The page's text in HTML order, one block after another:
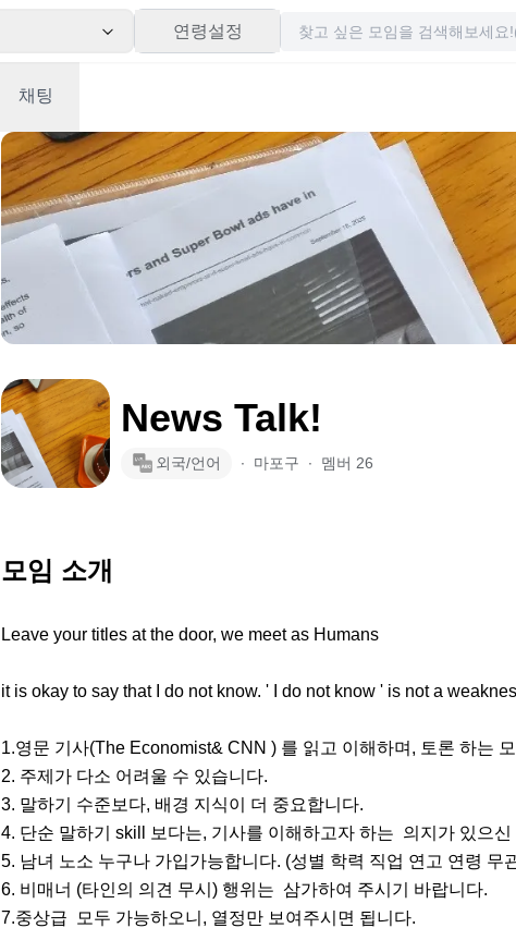
연령설정
채팅
News Talk!
외국/언어 ∙ 마포구 ∙ 멤버 26
모임 소개
Leave your titles at the door, we meet as Humans
it is okay to say that I do not know. ' I do not know ' is not a
1.영문 기사(The Economist& CNN ) 를 읽고 이해하며, 토론 하는
2. 주제가 다소 어려울 수 있습니다.
3. 말하기 수준보다, 배경 지식이 더 중요합니다.
4. 단순 말하기 skill 보다는, 기사를 이해하고자 하는  의지가 있으신
5. 남녀 노소 누구나 가입가능합니다. (성별 학력 직업 연고 연령 무
6. 비매너 (타인의 의견 무시) 행위는  삼가하여 주시기 바랍니다.
7.중상급  모두 가능하오니, 열정만 보여주시면 됩니다.